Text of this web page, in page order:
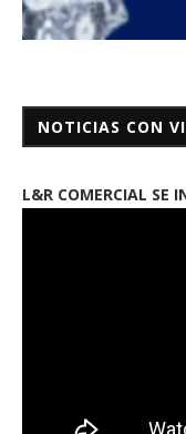
NOTICIAS CON
L&R COMERCIAL SE